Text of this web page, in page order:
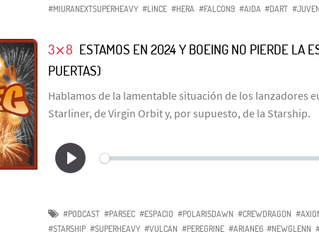
#MIURANEXTSUPERHEAVY #LINCE #HERA #FALCON9 #AIDA #DART
3⨯8 ESTAMOS EN 2024 Y BOEING NO PIERDE LA
PUERTAS)
Hablamos de la lamentable situación de los lanzadores
Starliner, de Virgin Orbit y, por supuesto, de la Starship.
#PODCAST #PARSEC #ESPACIO #POLARISDAWN #CREWDRAGON
#STARSHIP #SUPERHEAVY #VULCAN #PEREGRINE #ARIANE6 #NEWGLENN